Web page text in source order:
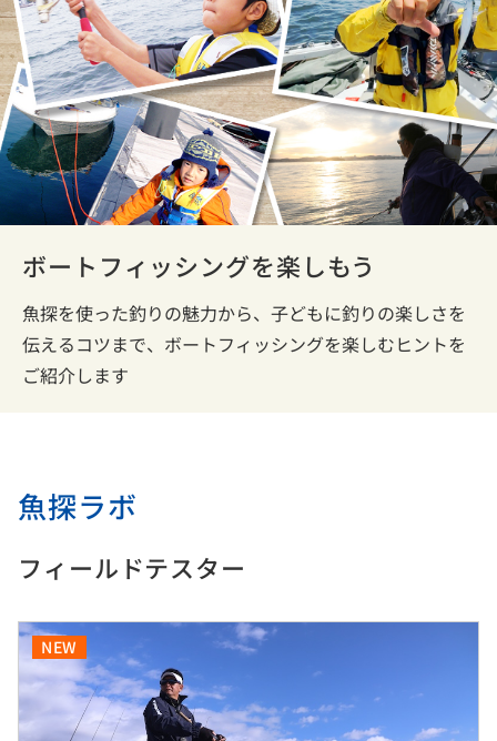
ボートフィッシングを楽しもう
魚探を使った釣りの魅力から、子どもに釣りの楽しさを
伝えるコツまで、ボートフィッシングを楽しむヒントを
ご紹介します
魚探ラボ
フィールドテスター
NEW